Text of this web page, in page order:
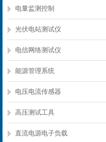
电量监测控制
光伏电站测试仪
电信网络测试仪
能源管理系统
电压电流传感器
高压测试工具
直流电源电子负载